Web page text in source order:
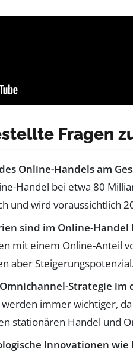
Fragen
Online-Handels am
Handel bei etwa 80
und wird voraussichtlich
sind im Online-Handel
mit einem Online-Anteil
aber
Strategie im
immer wichtiger,
stationären Handel und
Innovationen wie